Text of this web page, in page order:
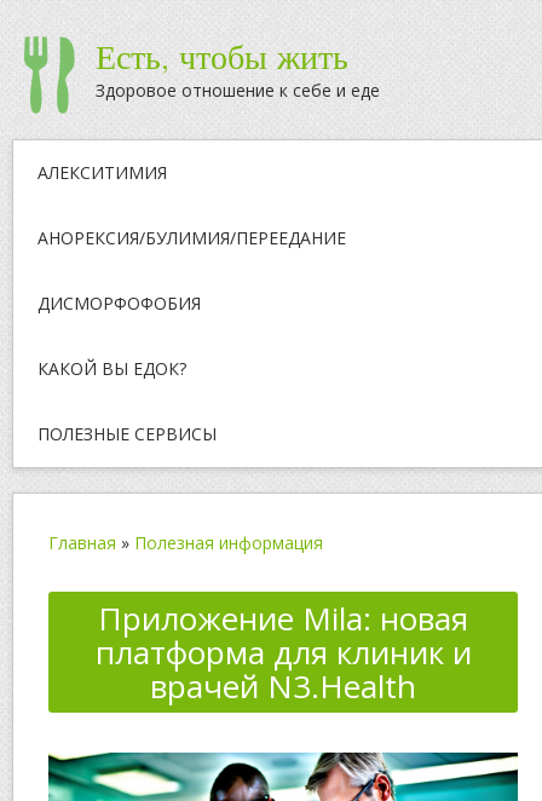
Есть, чтобы жить
Здоровое отношение к себе и еде
АЛЕКСИТИМИЯ
АНОРЕКСИЯ/БУЛИМИЯ/ПЕРЕЕДАНИЕ
ДИСМОРФОФОБИЯ
КАКОЙ ВЫ ЕДОК?
ПОЛЕЗНЫЕ СЕРВИСЫ
Главная » Полезная информация
Приложение Mila: новая
платформа для клиник и
врачей N3.Health